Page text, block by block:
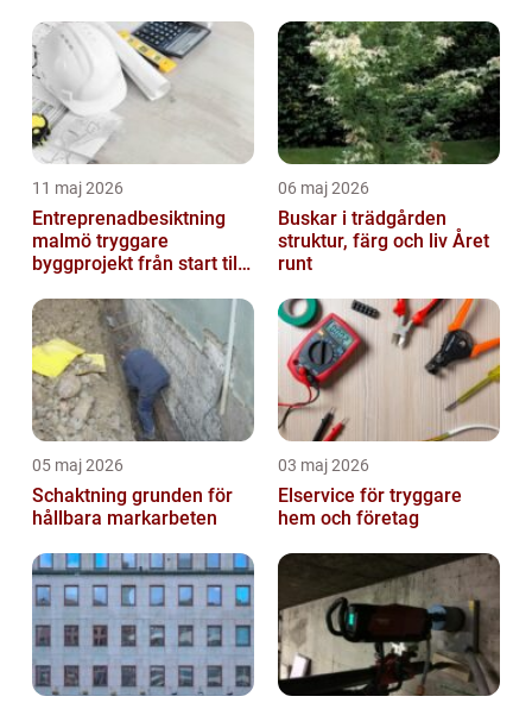
11 maj 2026
Entreprenadbesiktning
malmö tryggare
byggprojekt från start till
06 maj 2026
Buskar i trädgården
struktur, färg och liv Året
runt
05 maj 2026
Schaktning grunden för
hållbara markarbeten
03 maj 2026
Elservice för tryggare
hem och företag